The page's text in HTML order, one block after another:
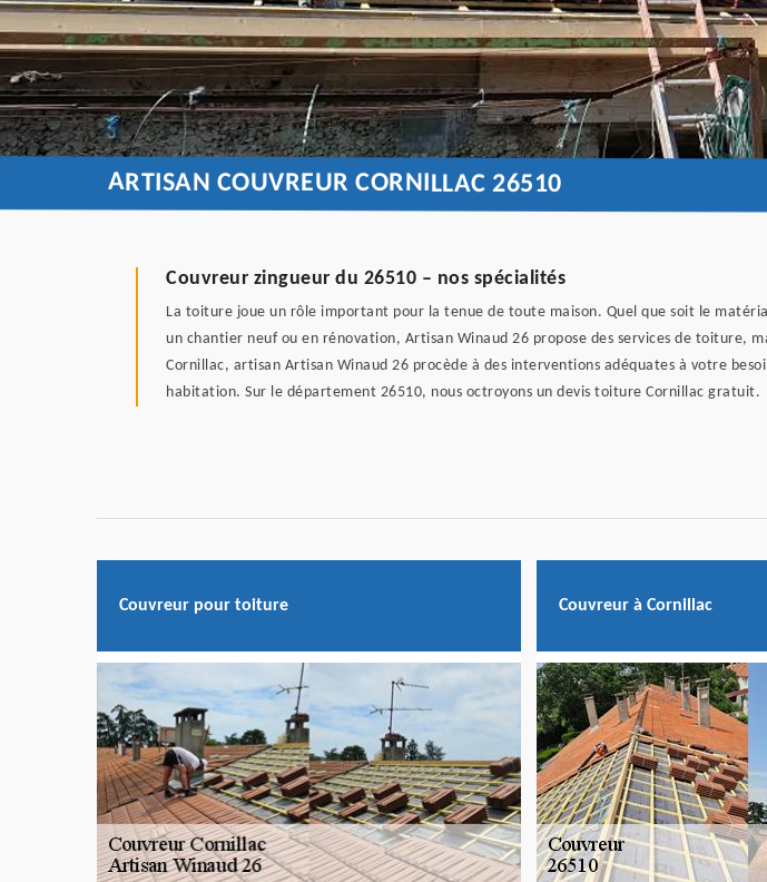
ARTISAN COUVREUR CORNILLAC 26510
Couvreur zingueur du 26510 – nos spécialités
La toiture joue un rôle important pour la tenue de toute maison. Quel que soit le
un chantier neuf ou en rénovation, Artisan Winaud 26 propose des services de toiture,
Cornillac, artisan Artisan Winaud 26 procède à des interventions adéquates à votre
habitation. Sur le département 26510, nous octroyons un devis toiture Cornillac gratuit.
Couvreur pour toiture Couvreur à Cornillac